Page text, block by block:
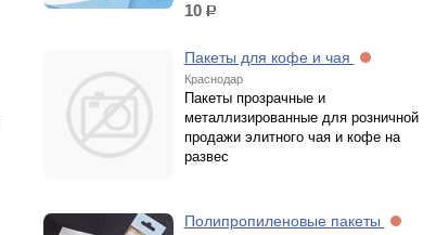
10 р.
Пакеты для кофе и чая
Краснодар
Пакеты прозрачные и
металлизированные для розничной
продажи элитного чая и кофе на
развес
Полипропиленовые пакеты